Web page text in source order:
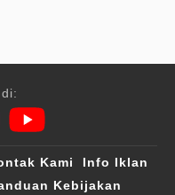
Kami
Info Iklan
Kebijakan